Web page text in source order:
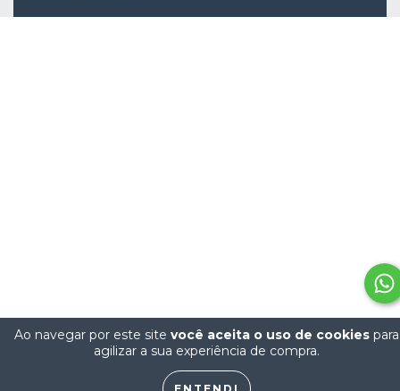
Ao navegar por este site você aceita o uso de cookies para
agilizar a sua experiência de compra.